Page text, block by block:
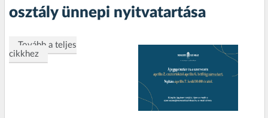
osztály ünnepi nyitvatartása
Tovább a teljes
cikkhez